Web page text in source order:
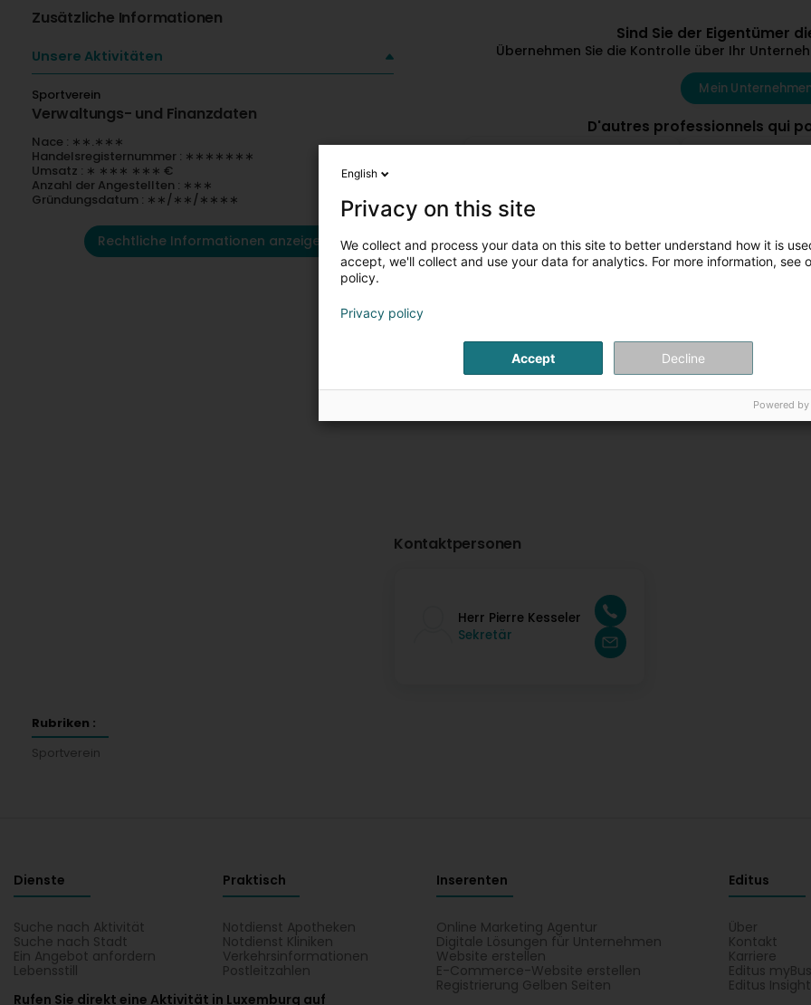
Zusätzliche Informationen
Unsere Aktivitäten
Sportverein
Verwaltungs- und Finanzdaten
Nace : ∗∗.∗∗∗
Handelsregisternummer : ∗∗∗∗∗∗∗
Umsatz : ∗ ∗∗∗ ∗∗∗ €
Anzahl der Angestellten : ∗∗∗
Gründungsdatum : ∗∗/∗∗/∗∗∗∗
Rechtliche Informationen anzeigen
Sind Sie der Eigentümer
Übernehmen Sie die Kontrolle über Ihr
Mein
D'autres professionnels qui
sur-Alzette
30 Rue Louis PasteurL-4276
18 Rue de l'EcoleL-
Esch-sur-Alzette
Kontaktpersonen
Herr Pierre Kesseler
Sekretär
Rubriken :
Sportverein
Dienste
Suche nach Aktivität
Suche nach Stadt
Ein Angebot anfordern
Lebensstill
Praktisch
Notdienst Apotheken
Notdienst Kliniken
Verkehrsinformationen
Postleitzahlen
Inserenten
Online Marketing Agentur
Digitale Lösungen für Unternehmen
Website erstellen
E-Commerce-Website erstellen
Registrierung Gelben Seiten
Editus
Über
Kontakt
Karriere
Editus
Editus Insight
Rufen Sie direkt eine Aktivität in Luxemburg auf
English
Privacy on this site
We collect and process your data on this site to better understand how it is
accept, we'll collect and use your data for analytics. For more information, see
policy.
Privacy policy
Accept Decline
Powered by